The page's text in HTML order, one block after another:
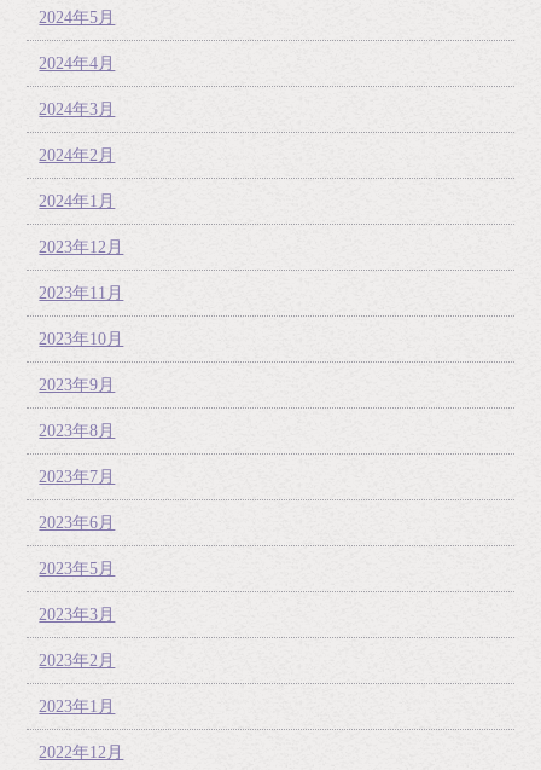
2024年5月
2024年4月
2024年3月
2024年2月
2024年1月
2023年12月
2023年11月
2023年10月
2023年9月
2023年8月
2023年7月
2023年6月
2023年5月
2023年3月
2023年2月
2023年1月
2022年12月